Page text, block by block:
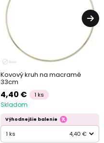
Kovový kruh na macramé
33cm
4,40 € 1 ks
Skladom
Výhodnejšie balenie
1 ks 4,40 €